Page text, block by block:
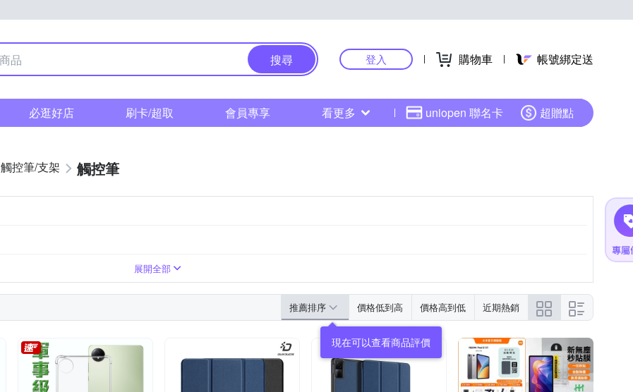
搜尋 登入 購物車 帳號綁定送
必逛好店 刷卡/超取 會員專享 看更多 uniopen 聯名卡 超贈點
觸控筆/支架 觸控筆
展開全部
推薦排序 價格低到高 價格高到低 近期熱銷
現在可以查看商品評價